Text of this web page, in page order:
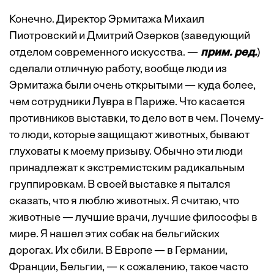
Конечно. Директор Эрмитажа Михаил
Пиотровский и Дмитрий Озерков (заведующий
отделом современного искусства. — прим. ред.)
сделали отличную работу, вообще люди из
Эрмитажа были очень открытыми — куда более,
чем сотрудники Лувра в Париже. Что касается
противников выставки, то дело вот в чем. Почему-
то люди, которые защищают животных, бывают
глуховаты к моему призыву. Обычно эти люди
принадлежат к экстремистским радикальным
группировкам. В своей выставке я пытался
сказать, что я люблю животных. Я считаю, что
животные — лучшие врачи, лучшие философы в
мире. Я нашел этих собак на бельгийских
дорогах. Их сбили. В Европе — в Германии,
Франции, Бельгии, — к сожалению, такое часто